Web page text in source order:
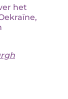
het